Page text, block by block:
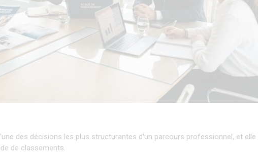
des décisions les plus structurantes d'un parcours professionnel, et elle
de classements.